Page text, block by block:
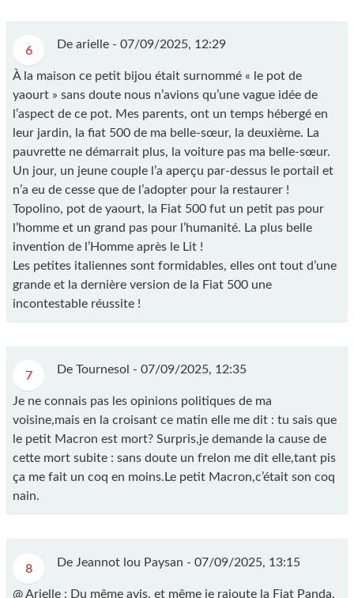
6 De arielle - 07/09/2025, 12:29
À la maison ce petit bijou était surnommé « le pot de
yaourt » sans doute nous n’avions qu’une vague idée de
l’aspect de ce pot. Mes parents, ont un temps hébergé en
leur jardin, la fiat 500 de ma belle-sœur, la deuxième. La
pauvrette ne démarrait plus, la voiture pas ma belle-sœur.
Un jour, un jeune couple l’a aperçu par-dessus le portail et
n’a eu de cesse que de l’adopter pour la restaurer !
Topolino, pot de yaourt, la Fiat 500 fut un petit pas pour
l’homme et un grand pas pour l’humanité. La plus belle
invention de l’Homme après le Lit !
Les petites italiennes sont formidables, elles ont tout d’une
grande et la dernière version de la Fiat 500 une
incontestable réussite !
7 De Tournesol - 07/09/2025, 12:35
Je ne connais pas les opinions politiques de ma
voisine,mais en la croisant ce matin elle me dit : tu sais que
le petit Macron est mort? Surpris,je demande la cause de
cette mort subite : sans doute un frelon me dit elle,tant pis
ça me fait un coq en moins.Le petit Macron,c’était son coq
nain.
8 De Jeannot lou Paysan - 07/09/2025, 13:15
@ Arielle : Du même avis, et même je rajoute la Fiat Panda,